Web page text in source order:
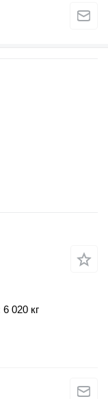
6 020 кг